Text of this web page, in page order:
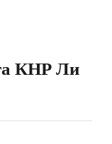
КНР Ли